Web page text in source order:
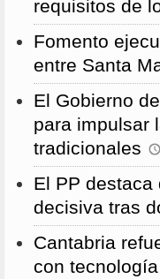
requisitos de
Fomento
entre Santa
El Gobierno
para impulsar
tradicionales
El PP
decisiva tras
Cantabria
con